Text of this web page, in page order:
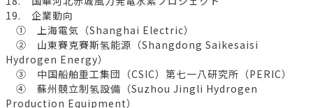
19. 企業動向
① 上海電気（Shanghai Electric）
② 山東賽克賽斯氢能源（Shangdong Saikesaisi
Hydrogen Energy）
③ 中国船舶重工集団（CSIC）第七一八研究所（PERIC）
④ 蘇州競立制氢設備（Suzhou Jingli Hydrogen
Production Equipment）